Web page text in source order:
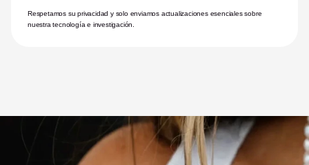
Respetamos su privacidad y solo enviamos actualizaciones esenciales sobre
nuestra tecnología e investigación.